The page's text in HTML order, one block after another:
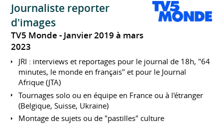
Journaliste reporter
d'images
TV5 Monde
Janvier 2019 à mars
2023
JRI : interviews et reportages pour le journal de 18h, "64
minutes, le monde en français" et pour le Journal
Afrique (JTA)
Tournages solo ou en équipe en France ou à l'étranger
(Belgique, Suisse, Ukraine)
Montage de sujets ou de "pastilles" culture